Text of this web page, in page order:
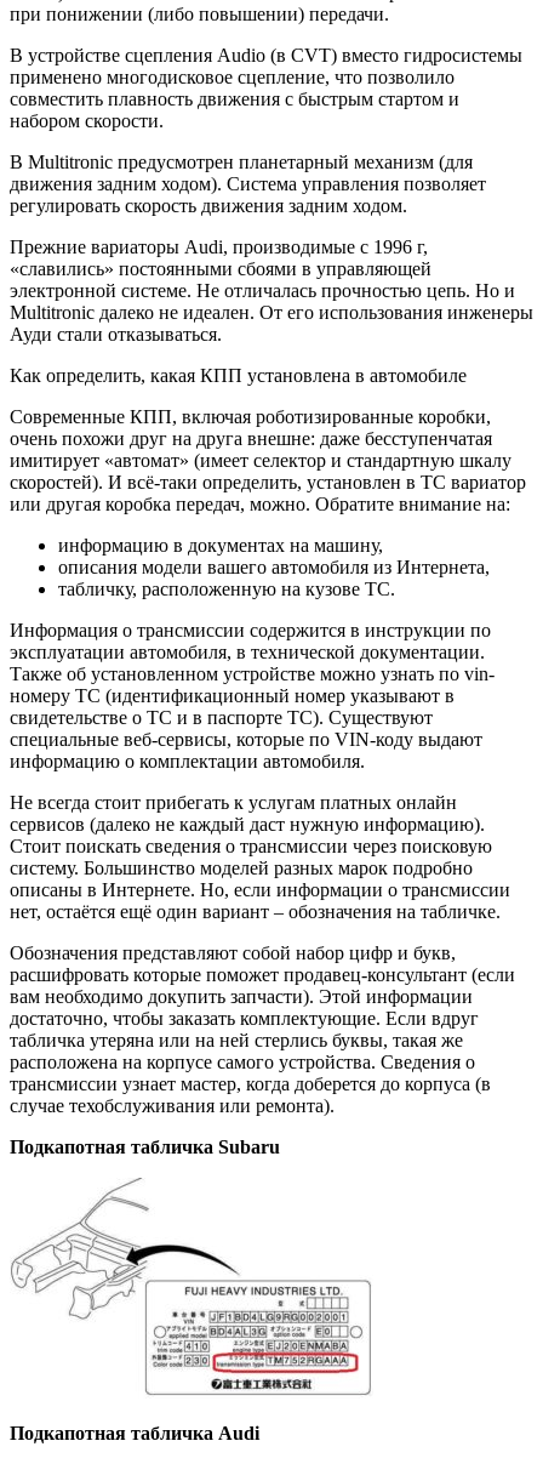
при понижении (либо повышении) передачи.
В устройстве сцепления Audio (в CVT) вместо гидросистемы
применено многодисковое сцепление, что позволило
совместить плавность движения с быстрым стартом и
набором скорости.
В Multitronic предусмотрен планетарный механизм (для
движения задним ходом). Система управления позволяет
регулировать скорость движения задним ходом.
Прежние вариаторы Audi, производимые с 1996 г,
«славились» постоянными сбоями в управляющей
электронной системе. Не отличалась прочностью цепь. Но и
Multitronic далеко не идеален. От его использования инженеры
Ауди стали отказываться.
Как определить, какая КПП установлена в автомобиле
Современные КПП, включая роботизированные коробки,
очень похожи друг на друга внешне: даже бесступенчатая
имитирует «автомат» (имеет селектор и стандартную шкалу
скоростей). И всё-таки определить, установлен в ТС вариатор
или другая коробка передач, можно. Обратите внимание на:
информацию в документах на машину,
описания модели вашего автомобиля из Интернета,
табличку, расположенную на кузове ТС.
Информация о трансмиссии содержится в инструкции по
эксплуатации автомобиля, в технической документации.
Также об установленном устройстве можно узнать по vin-
номеру ТС (идентификационный номер указывают в
свидетельстве о ТС и в паспорте ТС). Существуют
специальные веб-сервисы, которые по VIN-коду выдают
информацию о комплектации автомобиля.
Не всегда стоит прибегать к услугам платных онлайн
сервисов (далеко не каждый даст нужную информацию).
Стоит поискать сведения о трансмиссии через поисковую
систему. Большинство моделей разных марок подробно
описаны в Интернете. Но, если информации о трансмиссии
нет, остаётся ещё один вариант – обозначения на табличке.
Обозначения представляют собой набор цифр и букв,
расшифровать которые поможет продавец-консультант (если
вам необходимо докупить запчасти). Этой информации
достаточно, чтобы заказать комплектующие. Если вдруг
табличка утеряна или на ней стерлись буквы, такая же
расположена на корпусе самого устройства. Сведения о
трансмиссии узнает мастер, когда доберется до корпуса (в
случае техобслуживания или ремонта).
Подкапотная табличка Subaru
Подкапотная табличка Audi